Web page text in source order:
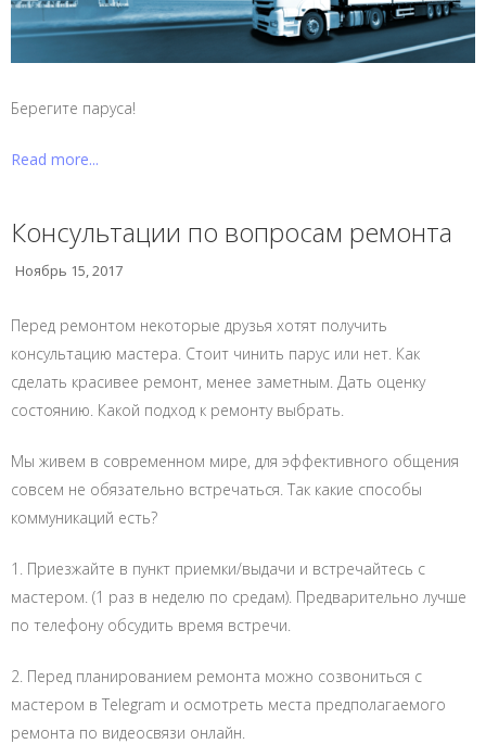
Берегите паруса!
Read more...
Консультации по вопросам ремонта
Ноябрь 15, 2017
Перед ремонтом некоторые друзья хотят получить
консультацию мастера. Стоит чинить парус или нет. Как
сделать красивее ремонт, менее заметным. Дать оценку
состоянию. Какой подход к ремонту выбрать.
Мы живем в современном мире, для эффективного общения
совсем не обязательно встречаться. Так какие способы
коммуникаций есть?
1. Приезжайте в пункт приемки/выдачи и встречайтесь с
мастером. (1 раз в неделю по средам). Предварительно лучше
по телефону обсудить время встречи.
2. Перед планированием ремонта можно созвониться с
мастером в Telegram и осмотреть места предполагаемого
ремонта по видеосвязи онлайн.